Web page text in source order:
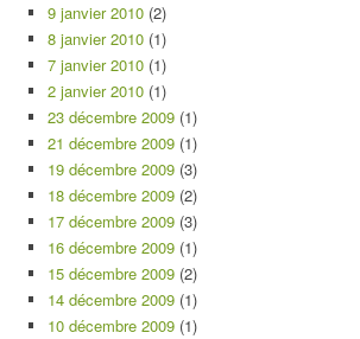
9 janvier 2010 (2)
8 janvier 2010 (1)
7 janvier 2010 (1)
2 janvier 2010 (1)
23 décembre 2009 (1)
21 décembre 2009 (1)
19 décembre 2009 (3)
18 décembre 2009 (2)
17 décembre 2009 (3)
16 décembre 2009 (1)
15 décembre 2009 (2)
14 décembre 2009 (1)
10 décembre 2009 (1)